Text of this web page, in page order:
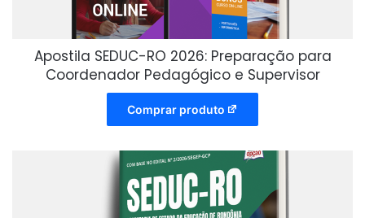
Apostila SEDUC-RO 2026: Preparação para
Coordenador Pedagógico e Supervisor
Comprar produto